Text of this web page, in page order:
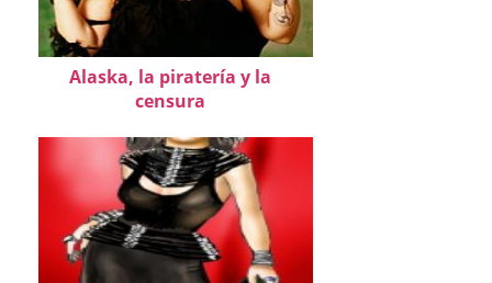
Alaska, la piratería y la
censura